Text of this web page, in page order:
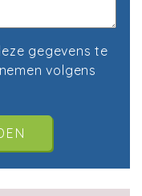
gegevens te
volgens